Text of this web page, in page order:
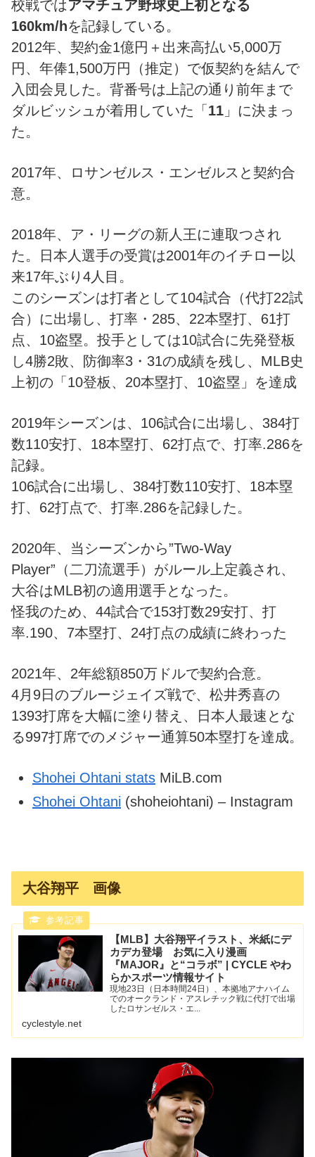
校戦ではアマチュア野球史上初となる
160km/hを記録している。
2012年、契約金1億円＋出来高払い5,000万
円、年俸1,500万円（推定）で仮契約を結んで
入団会見した。背番号は上記の通り前年まで
ダルビッシュが着用していた「 11 」に決まっ
た。
2017年、ロサンゼルス・エンゼルスと契約合
意。
2018年、ア・リーグの新人王に連取つされ
た。日本人選手の受賞は2001年のイチロー以
来17年ぶり4人目。
このシーズンは打者として104試合（代打22試
合）に出場し、打率・285、22本塁打、61打
点、10盗塁。投手としては10試合に先発登板
し4勝2敗、防御率3・31の成績を残し、MLB史
上初の「10登板、20本塁打、10盗塁」を達成
2019年シーズンは、106試合に出場し、384打
数110安打、18本塁打、62打点で、打率.286を
記録。
106試合に出場し、384打数110安打、18本塁
打、62打点で、打率.286を記録した。
2020年、当シーズンから”Two-Way
Player”（二刀流選手）がルール上定義され、
大谷はMLB初の適用選手となった。
怪我のため、44試合で153打数29安打、打
率.190、7本塁打、24打点の成績に終わった
2021年、2年総額850万ドルで契約合意。
4月9日のブルージェイズ戦で、松井秀喜の
1393打席を大幅に塗り替え、日本人最速とな
る997打席でのメジャー通算50本塁打を達成。
Shohei Ohtani stats MiLB.com
Shohei Ohtani (shoheiohtani) – Instagram
大谷翔平 画像
【MLB】大谷翔平イラスト、米紙にデ
カデカ登場 お気に入り漫画
『MAJOR』と“コラボ” | CYCLE やわ
らかスポーツ情報サイト
現地23日（日本時間24日）、本拠地アナハイム
でのオークランド・アスレチック戦に代打で出場
したロサンゼルス・エ...
cyclestyle.net